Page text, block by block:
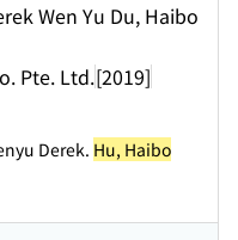
Wen Yu Du, Haibo
Pte. Ltd.[2019]
Derek. Hu, Haibo